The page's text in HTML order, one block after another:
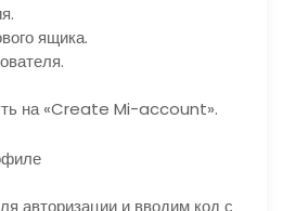
ящика.
на «Create Mi-account».
авторизации и вводим код с